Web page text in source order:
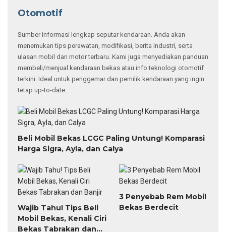
Otomotif
Sumber informasi lengkap seputar kendaraan. Anda akan
menemukan tips perawatan, modifikasi, berita industri, serta
ulasan mobil dan motor terbaru. Kami juga menyediakan panduan
membeli/menjual kendaraan bekas atau info teknologi otomotif
terkini. Ideal untuk penggemar dan pemilik kendaraan yang ingin
tetap up-to-date.
Beli Mobil Bekas LCGC Paling Untung! Komparasi
Harga Sigra, Ayla, dan Calya
Wajib Tahu! Tips Beli
Mobil Bekas, Kenali Ciri
Bekas Tabrakan dan
3 Penyebab Rem Mobil
Bekas Berdecit